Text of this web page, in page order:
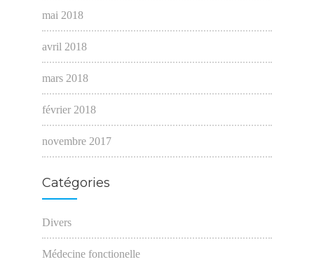
mai 2018
avril 2018
mars 2018
février 2018
novembre 2017
Catégories
Divers
Médecine fonctionelle